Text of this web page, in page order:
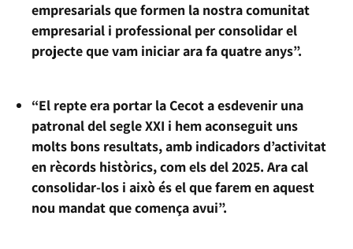
empresarials que formen la nostra comunitat
empresarial i professional per consolidar el
projecte que vam iniciar ara fa quatre anys”.
“El repte era portar la Cecot a esdevenir una
patronal del segle XXI i hem aconseguit uns
molts bons resultats, amb indicadors d’activitat
en rècords històrics, com els del 2025. Ara cal
consolidar-los i això és el que farem en aquest
nou mandat que comença avui”.